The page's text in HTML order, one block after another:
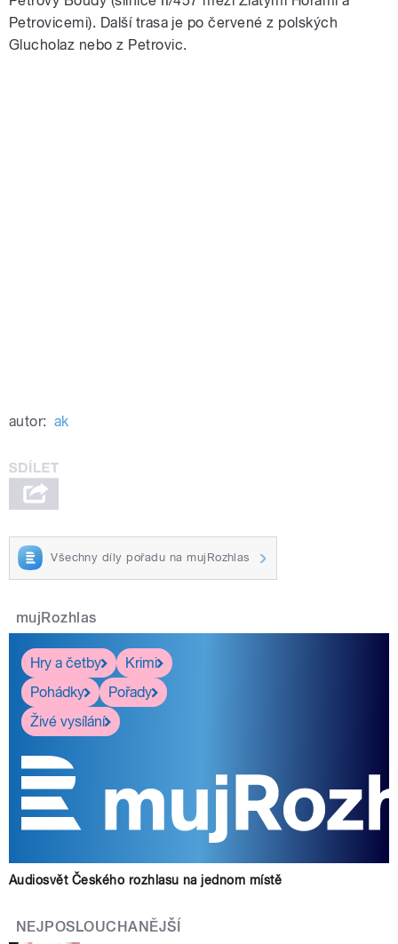
Petrovicemi). Další trasa je po červené z polských
Glucholaz nebo z Petrovic.
autor: ak
Všechny díly pořadu na mujRozhlas
mujRozhlas
Hry a četby
Krimi
Pohádky
Pořady
Živé vysílání
Audiosvět Českého rozhlasu na jednom místě
NEJPOSLOUCHANĚJŠÍ